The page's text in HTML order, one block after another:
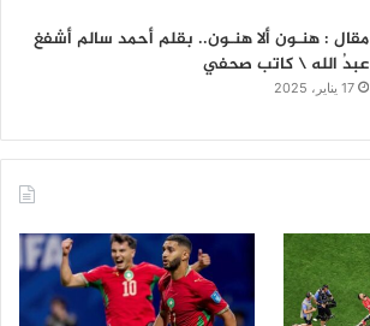
مقال : هنـون ألا هنـون.. بقلم أحمد سالم أشفغ
عبدُ الله \ كاتب صحفي
17 يناير، 2025